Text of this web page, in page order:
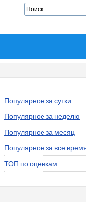
Популярное за сутки
Популярное за неделю
Популярное за месяц
Популярное за все время
ТОП по оценкам